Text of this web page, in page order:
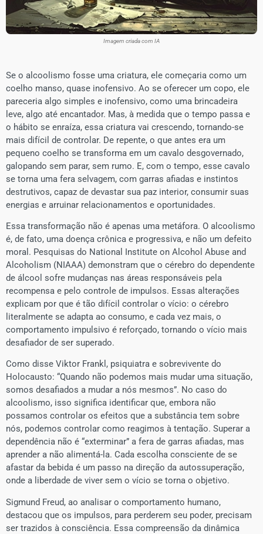
Imagem criada com IA
Se o alcoolismo fosse uma criatura, ele começaria como um
coelho manso, quase inofensivo. Ao se oferecer um copo, ele
pareceria algo simples e inofensivo, como uma brincadeira
leve, algo até encantador. Mas, à medida que o tempo passa e
o hábito se enraíza, essa criatura vai crescendo, tornando-se
mais difícil de controlar. De repente, o que antes era um
pequeno coelho se transforma em um cavalo desgovernado,
galopando sem parar, sem rumo. E, com o tempo, esse cavalo
se torna uma fera selvagem, com garras afiadas e instintos
destrutivos, capaz de devastar sua paz interior, consumir suas
energias e arruinar relacionamentos e oportunidades.
Essa transformação não é apenas uma metáfora. O alcoolismo
é, de fato, uma doença crônica e progressiva, e não um defeito
moral. Pesquisas do National Institute on Alcohol Abuse and
Alcoholism (NIAAA) demonstram que o cérebro do dependente
de álcool sofre mudanças nas áreas responsáveis pela
recompensa e pelo controle de impulsos. Essas alterações
explicam por que é tão difícil controlar o vício: o cérebro
literalmente se adapta ao consumo, e cada vez mais, o
comportamento impulsivo é reforçado, tornando o vício mais
desafiador de ser superado.
Como disse Viktor Frankl, psiquiatra e sobrevivente do
Holocausto: “Quando não podemos mais mudar uma situação,
somos desafiados a mudar a nós mesmos”. No caso do
alcoolismo, isso significa identificar que, embora não
possamos controlar os efeitos que a substância tem sobre
nós, podemos controlar como reagimos à tentação. Superar a
dependência não é “exterminar” a fera de garras afiadas, mas
aprender a não alimentá-la. Cada escolha consciente de se
afastar da bebida é um passo na direção da autossuperação,
onde a liberdade de viver sem o vício se torna o objetivo.
Sigmund Freud, ao analisar o comportamento humano,
destacou que os impulsos, para perderem seu poder, precisam
ser trazidos à consciência. Essa compreensão da dinâmica